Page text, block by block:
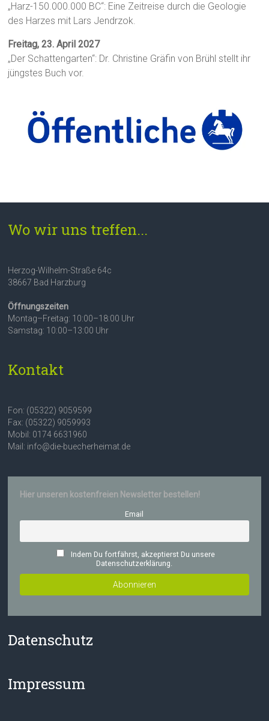
„Harz-150.000.000 BC“: Eine Zeitreise durch die Geologie
des Harzes mit Lars Jendrzok.
Freitag, 23. April 2027
„Der Schattengarten“: Dr. Christine Gräfin von Brühl stellt ihr
jüngstes Buch vor.
Wo wir uns treffen...
Herzog-Wilhelm-Straße 64c
38667 Bad Harzburg
Öffnungszeiten
Montag–Freitag: 10:00–18:00 Uhr
Samstag: 10:00–13:00 Uhr
Kontakt
Fon: (05322) 9059599
Fax: (05322) 9059993
Mobil: 0174 6631960
Mail: info@die-buecherheimat.de
Hier unseren kostenfreien Newsletter bestellen!
Email
Indem Du fortfährst, akzeptierst Du unsere
Datenschutzerklärung.
Datenschutz
Impressum